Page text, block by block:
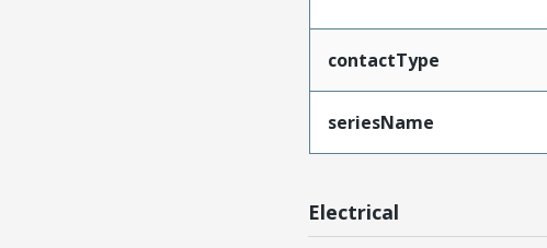
contactType
seriesName
Electrical